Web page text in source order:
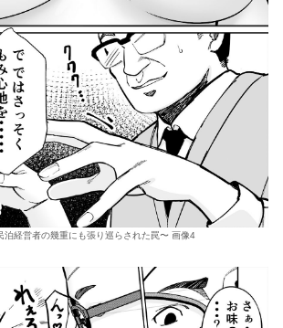
泊経営者の幾重にも張り巡らされた罠〜 画像4